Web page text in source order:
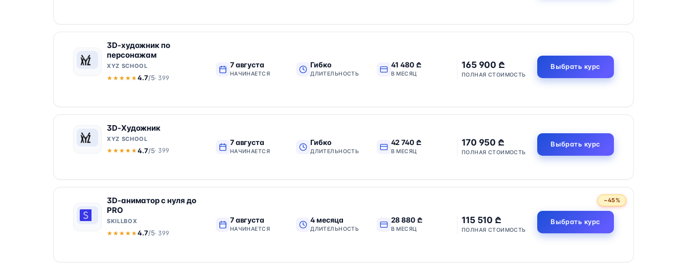
3D-художник по
персонажам
XYZ SCHOOL
★★★★★
★★★★★ 4.7/5· 399
7 августа
НАЧИНАЕТСЯ
Гибко
ДЛИТЕЛЬНОСТЬ
41 480 ₾
В МЕСЯЦ
165 900 ₾
ПОЛНАЯ СТОИМОСТЬ
Выбрать курс
3D-Художник
XYZ SCHOOL
★★★★★
★★★★★ 4.7/5· 399
7 августа
НАЧИНАЕТСЯ
Гибко
ДЛИТЕЛЬНОСТЬ
42 740 ₾
В МЕСЯЦ
170 950 ₾
ПОЛНАЯ СТОИМОСТЬ
Выбрать курс
−45%
3D-аниматор с нуля до
PRO
SKILLBOX
★★★★★
★★★★★ 4.7/5· 399
7 августа
НАЧИНАЕТСЯ
4 месяца
ДЛИТЕЛЬНОСТЬ
28 880 ₾
В МЕСЯЦ
115 510 ₾
ПОЛНАЯ СТОИМОСТЬ
Выбрать курс